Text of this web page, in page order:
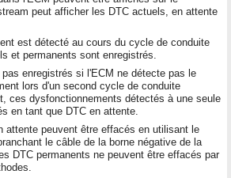
peut afficher les DTC actuels, en attente
est détecté au cours du cycle de conduite
et permanents sont enregistrés.
enregistrés si l'ECM ne détecte pas le
lors d'un second cycle de conduite
ces dysfonctionnements détectés à une seule
en tant que DTC en attente.
attente peuvent être effacés en utilisant le
le câble de la borne négative de la
DTC permanents ne peuvent être effacés par